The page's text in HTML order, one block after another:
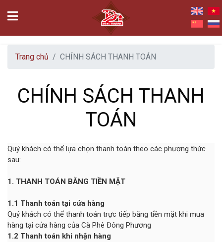
Trang chủ CHÍNH SÁCH THANH TOÁN
CHÍNH SÁCH THANH
TOÁN
Quý khách có thể lựa chọn thanh toán theo các phương thức
sau:
1. THANH TOÁN BẰNG TIỀN MẶT
1.1 Thanh toán tại cửa hàng
Quý khách có thể thanh toán trực tiếp bằng tiền mặt khi mua
hàng tại cửa hàng của Cà Phê Đông Phương
1.2 Thanh toán khi nhận hàng